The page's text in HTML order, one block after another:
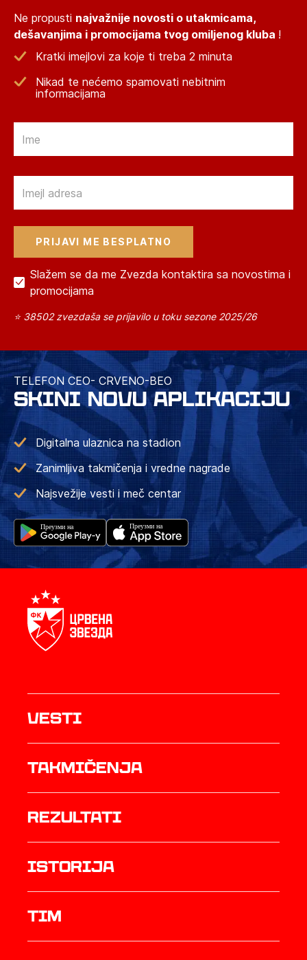
Ne propusti najvažnije novosti o utakmicama,
dešavanjima i promocijama tvog omiljenog kluba !
Kratki imejlovi za koje ti treba 2 minuta
Nikad te nećemo spamovati nebitnim
informacijama
Slažem se da me Zvezda kontaktira sa novostima i
promocijama
⭐ 38502 zvezdaša se prijavilo u toku sezone 2025/26
TELEFON CEO- CRVENO-BEO
SKINI NOVU APLIKACIJU
Digitalna ulaznica na stadion
Zanimljiva takmičenja i vredne nagrade
Najsvežije vesti i meč centar
Vesti
Takmičenja
rezultati
istorija
TIM